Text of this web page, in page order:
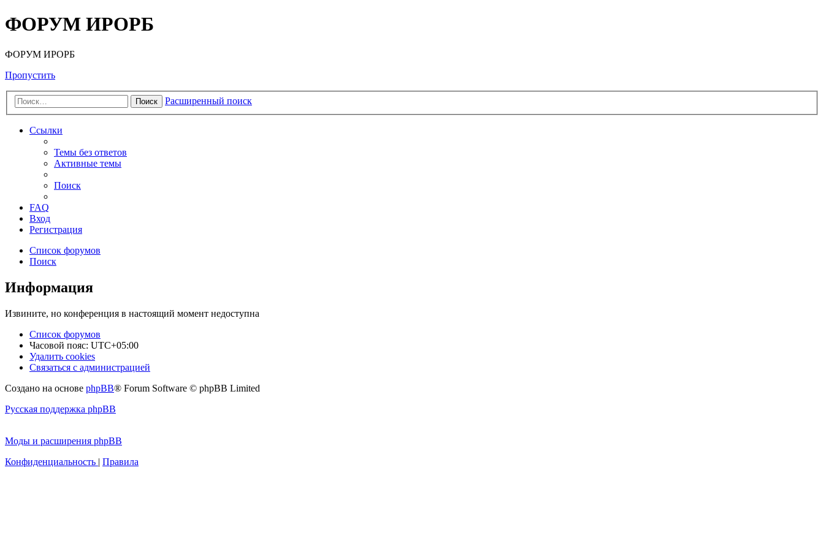
ФОРУМ ИРОРБ
ФОРУМ ИРОРБ
Пропустить
Поиск Расширенный поиск
Ссылки
Темы без ответов
Активные темы
Поиск
FAQ
Вход
Регистрация
Список форумов
Поиск
Информация
Извините, но конференция в настоящий момент недоступна
Список форумов
Часовой пояс: UTC+05:00
Удалить cookies
Связаться с администрацией
Создано на основе phpBB® Forum Software © phpBB Limited
Русская поддержка phpBB
Моды и расширения phpBB
Конфиденциальность | Правила